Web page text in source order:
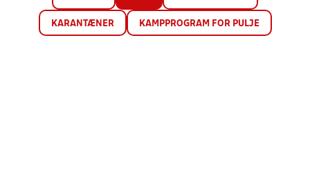
KARANTÆNER KAMPPROGRAM FOR PULJE